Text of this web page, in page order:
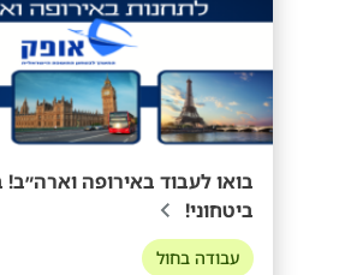
בואו לעבוד באירופה
ביטחוני!
עבודה בחול